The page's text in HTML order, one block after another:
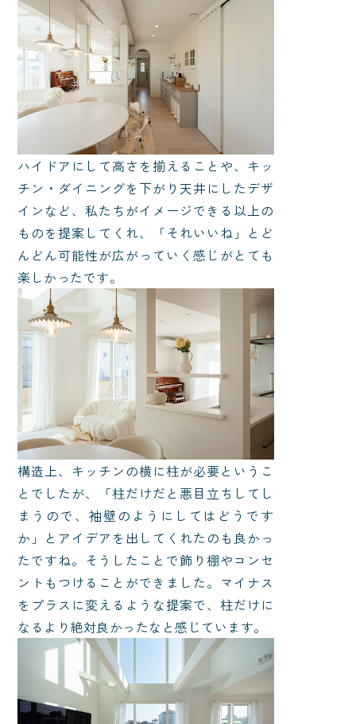
ハイドアにして高さを揃えることや、キッ
チン・ダイニングを下がり天井にしたデザ
インなど、私たちがイメージできる以上の
ものを提案してくれ、「それいいね」とど
んどん可能性が広がっていく感じがとても
楽しかったです。
構造上、キッチンの横に柱が必要というこ
とでしたが、「柱だけだと悪目立ちしてし
まうので、袖壁のようにしてはどうです
か」とアイデアを出してくれたのも良かっ
たですね。そうしたことで飾り棚やコンセ
ントもつけることができました。マイナス
をプラスに変えるような提案で、柱だけに
なるより絶対良かったなと感じています。